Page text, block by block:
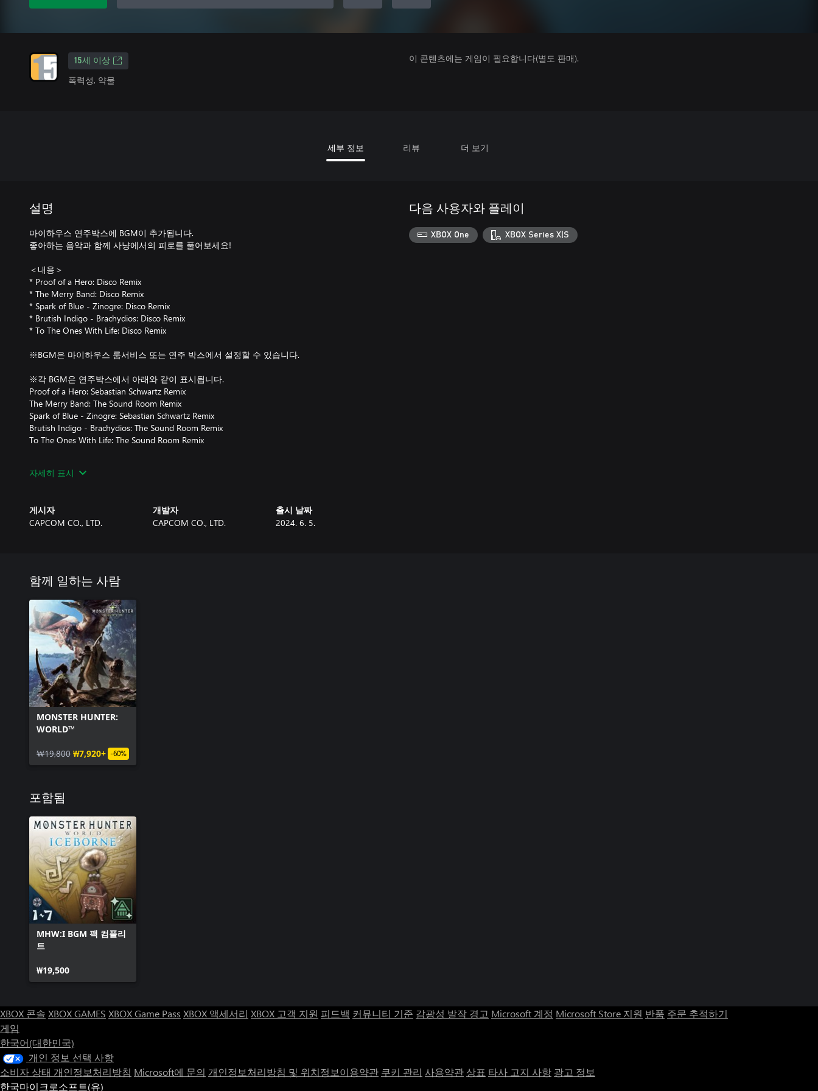
15세 이상
폭력성, 약물
이 콘텐츠에는 게임이 필요합니다(별도 판매).
세부 정보 리뷰 더 보기
설명
마이하우스 연주박스에 BGM이 추가됩니다.
좋아하는 음악과 함께 사냥에서의 피로를 풀어보세요!
＜내용＞
* Proof of a Hero: Disco Remix
* The Merry Band: Disco Remix
* Spark of Blue - Zinogre: Disco Remix
* Brutish Indigo - Brachydios: Disco Remix
* To The Ones With Life: Disco Remix
※BGM은 마이하우스 룸서비스 또는 연주 박스에서 설정할 수 있습니다.
※각 BGM은 연주박스에서 아래와 같이 표시됩니다.
Proof of a Hero: Sebastian Schwartz Remix
The Merry Band: The Sound Room Remix
Spark of Blue - Zinogre: Sebastian Schwartz Remix
Brutish Indigo - Brachydios: The Sound Room Remix
To The Ones With Life: The Sound Room Remix
다.
자세히 표시
게시자
CAPCOM CO., LTD.
개발자
CAPCOM CO., LTD.
출시 날짜
2024. 6. 5.
다음 사용자와 플레이
XBOX One XBOX Series X|S
함께 일하는 사람
MONSTER HUNTER:
WORLD™
₩19,800 ₩7,920+ -60%
포함됨
MHW:I BGM 팩 컴플리
트
₩19,500
XBOX 콘솔 XBOX GAMES XBOX Game Pass XBOX 액세서리 XBOX 고객 지원 피드백 커뮤니티 기준 감광성 발작 경고 Microsoft 계정 Microsoft Store 지원 반품 주문 추적하기
게임
한국어(대한민국)
개인 정보 선택 사항
소비자 상태 개인정보처리방침 Microsoft에 문의 개인정보처리방침 및 위치정보이용약관 쿠키 관리 사용약관 상표 타사 고지 사항 광고 정보
한국마이크로소프트(유)